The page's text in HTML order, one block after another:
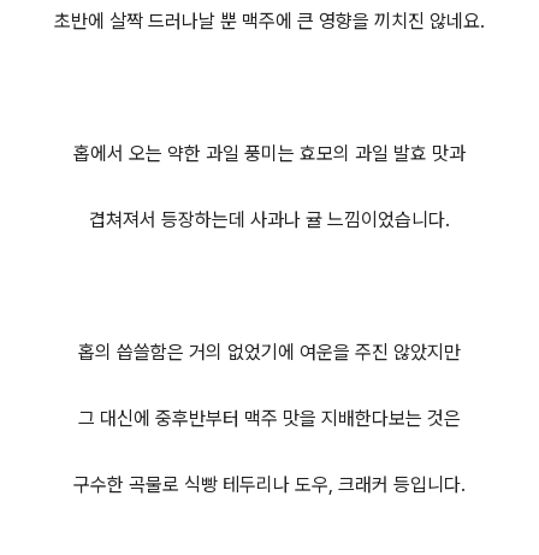
초반에 살짝 드러나날 뿐 맥주에 큰 영향을 끼치진 않네요.
홉에서 오는 약한 과일 풍미는 효모의 과일 발효 맛과
겹쳐져서 등장하는데 사과나 귤 느낌이었습니다.
홉의 씁쓸함은 거의 없었기에 여운을 주진 않았지만
그 대신에 중후반부터 맥주 맛을 지배한다보는 것은
구수한 곡물로 식빵 테두리나 도우, 크래커 등입니다.